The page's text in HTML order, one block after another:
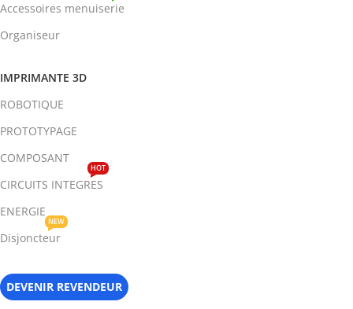
Accessoires menuiserie
Organiseur
IMPRIMANTE 3D
ROBOTIQUE
PROTOTYPAGE
COMPOSANT
CIRCUITS INTEGRES
HOT
ENERGIE
Disjoncteur
NEW
DEVENIR REVENDEUR